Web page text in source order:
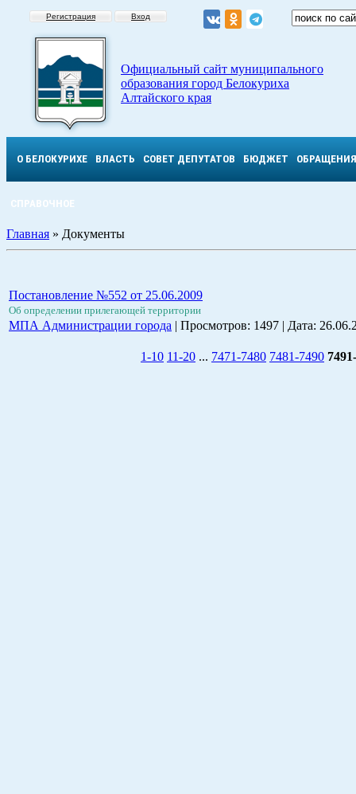
Регистрация Вход
Официальный сайт муниципального
образования город Белокуриха
Алтайского края
О БЕЛОКУРИХЕ ВЛАСТЬ СОВЕТ ДЕПУТАТОВ БЮДЖЕТ ОБРАЩЕНИЯ
СПРАВОЧНОЕ
Главная » Документы
Постановление №552 от 25.06.2009
Об определении прилегающей территории
МПА Администрации города | Просмотров: 1497 | Дата:
1-10 11-20 ... 7471-7480 7481-7490